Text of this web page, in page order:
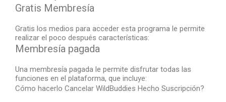
Gratis Membresía
Gratis los medios para acceder esta programa le permite
realizar el poco después características:
Membresía pagada
Una membresía pagada le permite disfrutar todas las
funciones en el plataforma, que incluye:
Cómo hacerlo Cancelar WildBuddies Hecho Suscripción?